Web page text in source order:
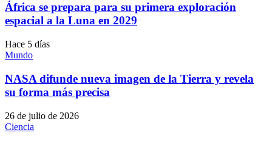
África se prepara para su primera exploración
espacial a la Luna en 2029
Hace 5 días
Mundo
NASA difunde nueva imagen de la Tierra y revela
su forma más precisa
26 de julio de 2026
Ciencia